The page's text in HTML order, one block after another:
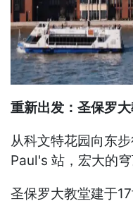
重新出发：圣保罗
从科文特花园向东
Paul's 站，宏大的穹
圣保罗大教堂建于